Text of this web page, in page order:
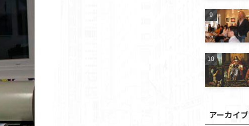
アーカイブ